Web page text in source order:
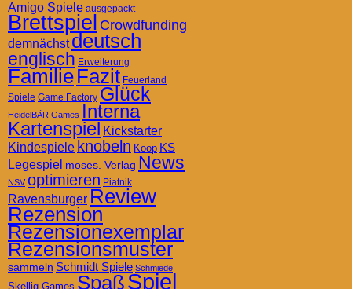
Amigo Spiele ausgepackt
Brettspiel Crowdfunding
demnächst deutsch
englisch Erweiterung
FamilieFazit Feuerland
Spiele Game Factory Glück
HeidelBÄR Games Interna
Kartenspiel Kickstarter
Kindespiele knobeln Koop KS
Legespiel moses. Verlag News
NSV optimieren Piatnik
RavensburgerReview
Rezension
Rezensionexemplar
Rezensionsmuster
sammeln Schmidt Spiele Schmiede
Skellig Games SpaßSpiel